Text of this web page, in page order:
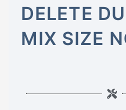
DELETE
MIX SIZE